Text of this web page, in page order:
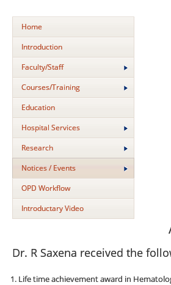
Home
Introduction
Faculty/Staff
Courses/Training
Education
Hospital Services
Research
Notices / Events
OPD Workflow
Introductary Video
Dr. R Saxena received the
Life time achievement award in